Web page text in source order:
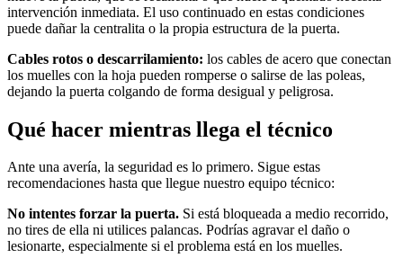
intervención inmediata. El uso continuado en estas condiciones
puede dañar la centralita o la propia estructura de la puerta.
Cables rotos o descarrilamiento: los cables de acero que conectan
los muelles con la hoja pueden romperse o salirse de las poleas,
dejando la puerta colgando de forma desigual y peligrosa.
Qué hacer mientras llega el técnico
Ante una avería, la seguridad es lo primero. Sigue estas
recomendaciones hasta que llegue nuestro equipo técnico:
No intentes forzar la puerta. Si está bloqueada a medio recorrido,
no tires de ella ni utilices palancas. Podrías agravar el daño o
lesionarte, especialmente si el problema está en los muelles.